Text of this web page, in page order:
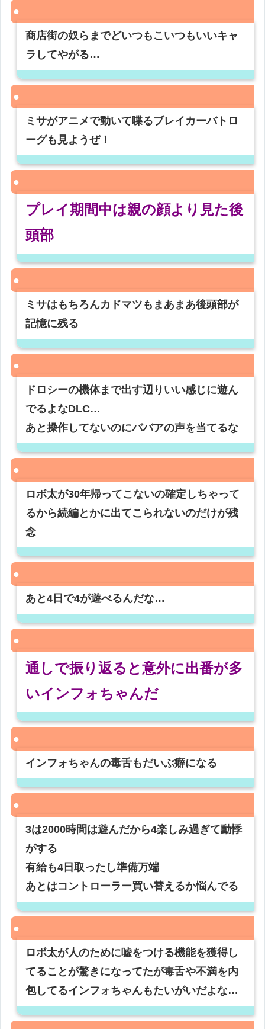
商店街の奴らまでどいつもこいつもいいキャ
ラしてやがる…
ミサがアニメで動いて喋るブレイカーバトロ
ーグも見ようぜ！
プレイ期間中は親の顔より見た後
頭部
ミサはもちろんカドマツもまあまあ後頭部が
記憶に残る
ドロシーの機体まで出す辺りいい感じに遊ん
でるよなDLC…
あと操作してないのにババアの声を当てるな
ロボ太が30年帰ってこないの確定しちゃって
るから続編とかに出てこられないのだけが残
念
あと4日で4が遊べるんだな…
通しで振り返ると意外に出番が多
いインフォちゃんだ
インフォちゃんの毒舌もだいぶ癖になる
3は2000時間は遊んだから4楽しみ過ぎて動悸
がする
有給も4日取ったし準備万端
あとはコントローラー買い替えるか悩んでる
ロボ太が人のために嘘をつける機能を獲得し
てることが驚きになってたが毒舌や不満を内
包してるインフォちゃんもたいがいだよな…